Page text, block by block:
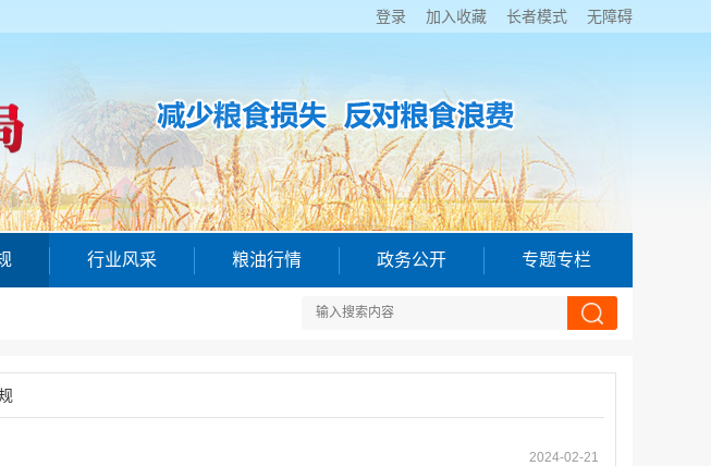
登录 加入收藏 长者模式 无障碍
行业风采 粮油行情 政务公开 专题专栏
2024-02-21